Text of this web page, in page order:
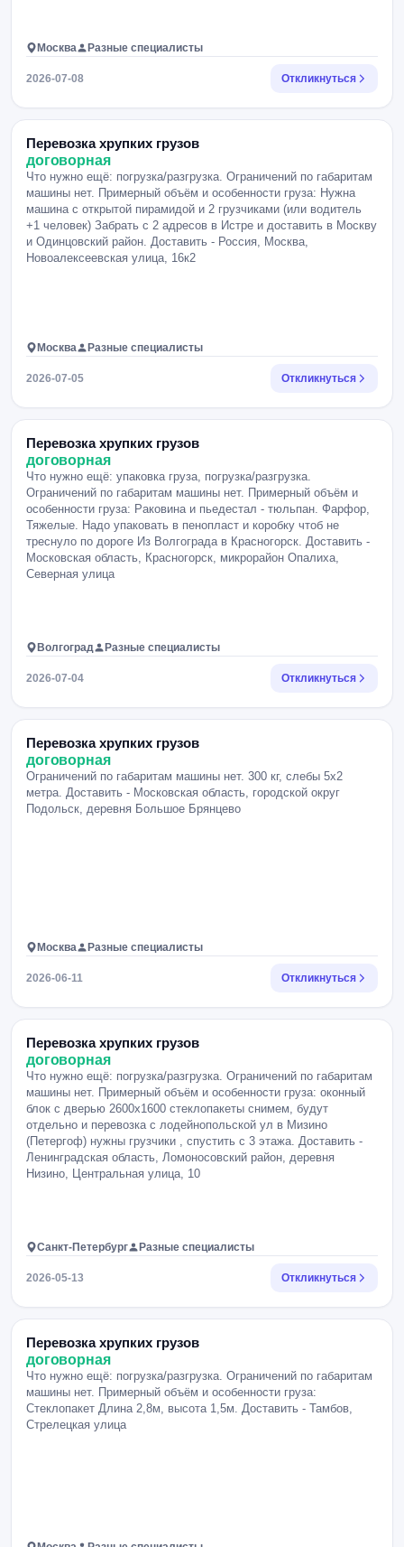
Москва Разные специалисты
2026-07-08 Откликнуться
Перевозка хрупких грузов
договорная
Что нужно ещё: погрузка/разгрузка. Ограничений по габаритам
машины нет. Примерный объём и особенности груза: Нужна
машина с открытой пирамидой и 2 грузчиками (или водитель
+1 человек) Забрать с 2 адресов в Истре и доставить в Москву
и Одинцовский район. Доставить - Россия, Москва,
Новоалексеевская улица, 16к2
Москва Разные специалисты
2026-07-05 Откликнуться
Перевозка хрупких грузов
договорная
Что нужно ещё: упаковка груза, погрузка/разгрузка.
Ограничений по габаритам машины нет. Примерный объём и
особенности груза: Раковина и пьедестал - тюльпан. Фарфор,
Тяжелые. Надо упаковать в пенопласт и коробку чтоб не
треснуло по дороге Из Волгограда в Красногорск. Доставить -
Московская область, Красногорск, микрорайон Опалиха,
Северная улица
Волгоград Разные специалисты
2026-07-04 Откликнуться
Перевозка хрупких грузов
договорная
Ограничений по габаритам машины нет. 300 кг, слебы 5х2
метра. Доставить - Московская область, городской округ
Подольск, деревня Большое Брянцево
Москва Разные специалисты
2026-06-11 Откликнуться
Перевозка хрупких грузов
договорная
Что нужно ещё: погрузка/разгрузка. Ограничений по габаритам
машины нет. Примерный объём и особенности груза: оконный
блок с дверью 2600х1600 стеклопакеты снимем, будут
отдельно и перевозка с лодейнопольской ул в Мизино
(Петергоф) нужны грузчики , спустить с 3 этажа. Доставить -
Ленинградская область, Ломоносовский район, деревня
Низино, Центральная улица, 10
Санкт-Петербург Разные специалисты
2026-05-13 Откликнуться
Перевозка хрупких грузов
договорная
Что нужно ещё: погрузка/разгрузка. Ограничений по габаритам
машины нет. Примерный объём и особенности груза:
Стеклопакет Длина 2,8м, высота 1,5м. Доставить - Тамбов,
Стрелецкая улица